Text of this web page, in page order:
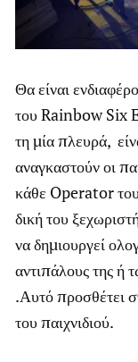
Θα είναι
του Rainbow Six
τη μία πλευρά,
αναγκαστούν οι
κάθε Operator
δική του
να δημιουργεί
αντιπάλους της ή
.Αυτό προσθέτει
του παιχνιδιού.